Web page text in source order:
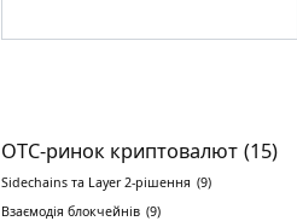
OTC-ринок криптовалют (15)
Sidechains та Layer 2-рішення (9)
Взаємодія блокчейнів (9)